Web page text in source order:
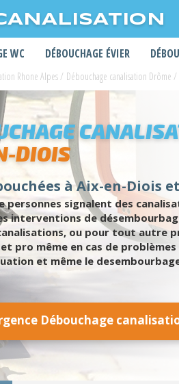
WC DÉBOUCHAGE ÉVIER
Rhone Alpes/ Débouchage canalisation Drôme /
DIOIS
à Aix-en-Diois
personnes signalent des
interventions de
ou pour tout autre
pro même en cas de
et même le
Débouchage